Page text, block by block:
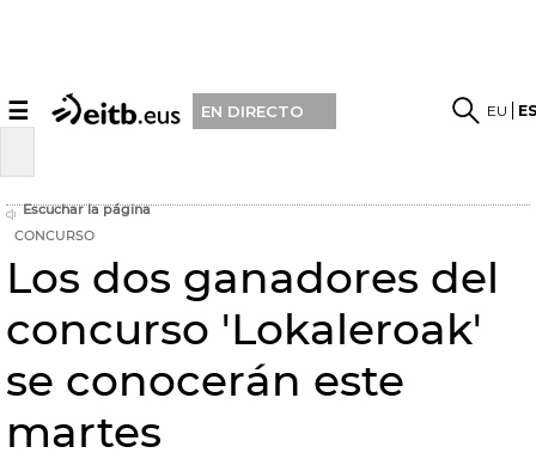
☰ EN DIRECTO EU
Escuchar la página
CONCURSO
Los dos ganadores del
concurso 'Lokaleroak'
se conocerán este
martes